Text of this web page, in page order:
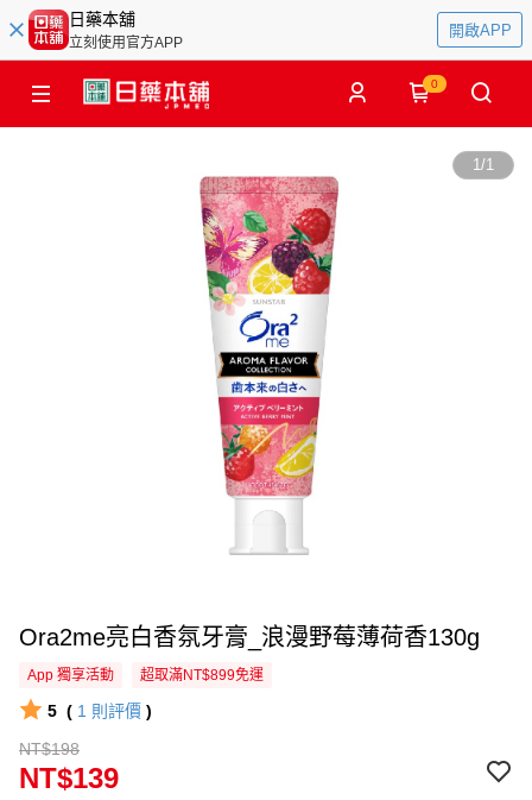
日藥本舖
立刻使用官方APP
開啟APP
0
1/1
Ora2me亮白香氛牙膏_浪漫野莓薄荷香130g
App 獨享活動 超取滿NT$899免運
5 ( 1 則評價 )
NT$198
NT$139